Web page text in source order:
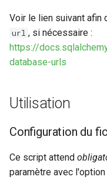
Voir le lien suivant afin
url , si nécessaire :
https://
database-urls
Utilisation
Configuration du
Ce script attend
paramètre avec l'option